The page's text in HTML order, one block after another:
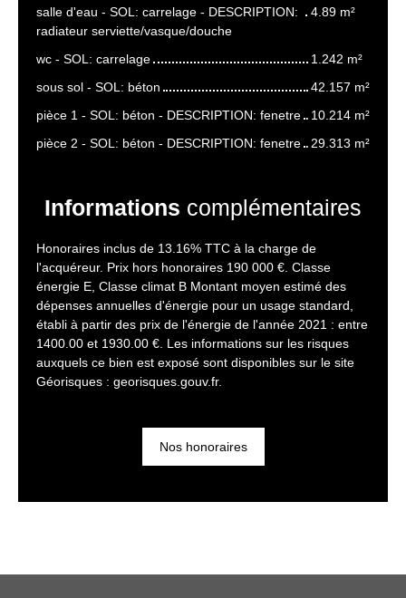
salle d'eau - SOL: carrelage - DESCRIPTION:
radiateur serviette/vasque/douche
4.89 m²
wc - SOL: carrelage
1.242 m²
sous sol - SOL: béton
42.157 m²
pièce 1 - SOL: béton - DESCRIPTION: fenetre
10.214 m²
pièce 2 - SOL: béton - DESCRIPTION: fenetre
29.313 m²
Informations complémentaires
Honoraires inclus de 13.16% TTC à la charge de
l'acquéreur. Prix hors honoraires 190 000 €. Classe
énergie E, Classe climat B Montant moyen estimé des
dépenses annuelles d'énergie pour un usage standard,
établi à partir des prix de l'énergie de l'année 2021 : entre
1400.00 et 1930.00 €. Les informations sur les risques
auxquels ce bien est exposé sont disponibles sur le site
Géorisques : georisques.gouv.fr.
Nos honoraires